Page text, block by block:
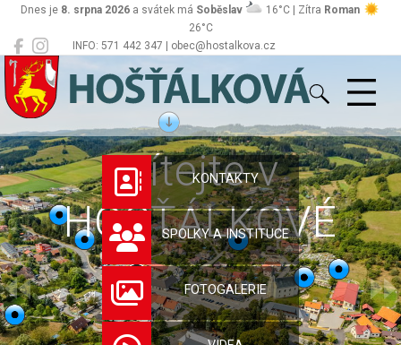
INFO: 571 442 347 | obec@hostalkova.cz
Dnes je 8. srpna 2026 a svátek má Soběslav 16°C | Zítra Roman
26°C
Hošťálková
Vítejte v
HOŠŤÁLKOVÉ
KONTAKTY
SPOLKY A INSTITUCE
FOTOGALERIE